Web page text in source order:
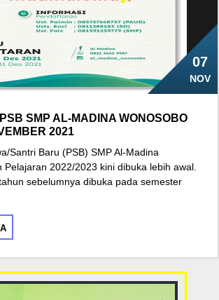
07
NOV
SMP AL-MADINA WONOSOBO
2021
Santri Baru (PSB) SMP Al-Madina
Pelajaran 2022/2023 kini dibuka lebih awal.
sebelumnya dibuka pada semester